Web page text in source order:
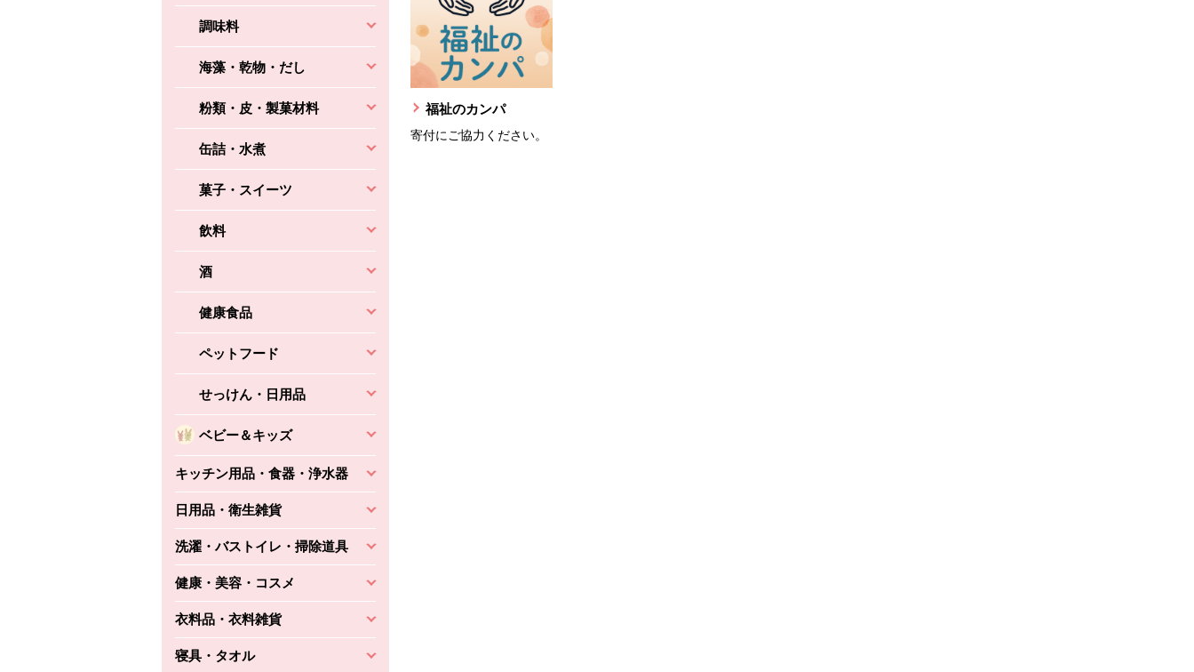
調味料
海藻・乾物・だし
粉類・皮・製菓材料
缶詰・水煮
菓子・スイーツ
飲料
酒
健康食品
ペットフード
せっけん・日用品
ベビー＆キッズ
キッチン用品・食器・浄水器
日用品・衛生雑貨
洗濯・バストイレ・掃除道具
健康・美容・コスメ
衣料品・衣料雑貨
寝具・タオル
福祉のカンパ
寄付にご協力ください。